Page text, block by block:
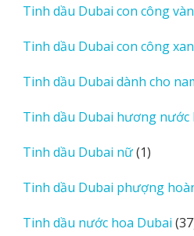
Tinh dầu Dubai con công
Tinh dầu Dubai con công
Tinh dầu Dubai dành cho
Tinh dầu Dubai hương nước
Tinh dầu Dubai nữ 11
phẩm
Tinh dầu Dubai phượng
Tinh dầu nước hoa Dubai 37